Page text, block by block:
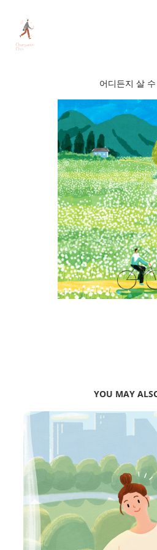
어디든지 살
YOU MAY
MARKET